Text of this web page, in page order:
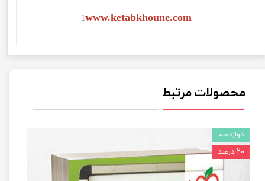
1www.ketabkhoune.com
محصولات مرتبط
دوازدهم
۲۰ درصد